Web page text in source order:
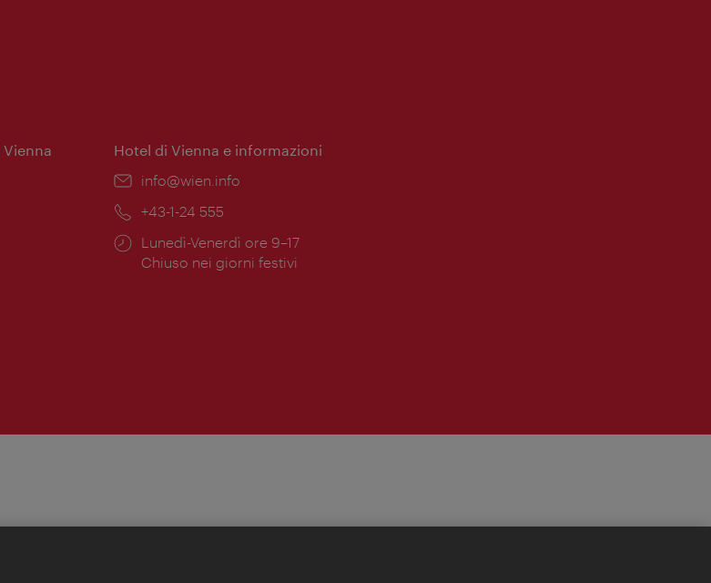
Hotel di Vienna e informazioni
Email:
info@wien.info
Telefono:
+43-1-24 555
Orari
di
Lunedì-Venerdì ore 9–17
Chiuso nei giorni festivi